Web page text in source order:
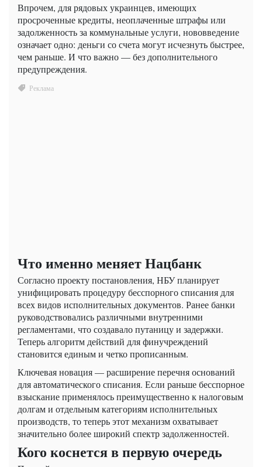
Впрочем, для рядовых украинцев, имеющих
просроченные кредиты, неоплаченные штрафы или
задолженность за коммунальные услуги, нововведение
означает одно: деньги со счета могут исчезнуть быстрее,
чем раньше. И что важно — без дополнительного
предупреждения.
Что именно меняет Нацбанк
Согласно проекту постановления, НБУ планирует
унифицировать процедуру бесспорного списания для
всех видов исполнительных документов. Ранее банки
руководствовались различными внутренними
регламентами, что создавало путаницу и задержки.
Теперь алгоритм действий для финучреждений
становится единым и четко прописанным.
Ключевая новация — расширение перечня оснований
для автоматического списания. Если раньше бесспорное
взыскание применялось преимущественно к налоговым
долгам и отдельным категориям исполнительных
производств, то теперь этот механизм охватывает
значительно более широкий спектр задолженностей.
Кого коснется в первую очередь